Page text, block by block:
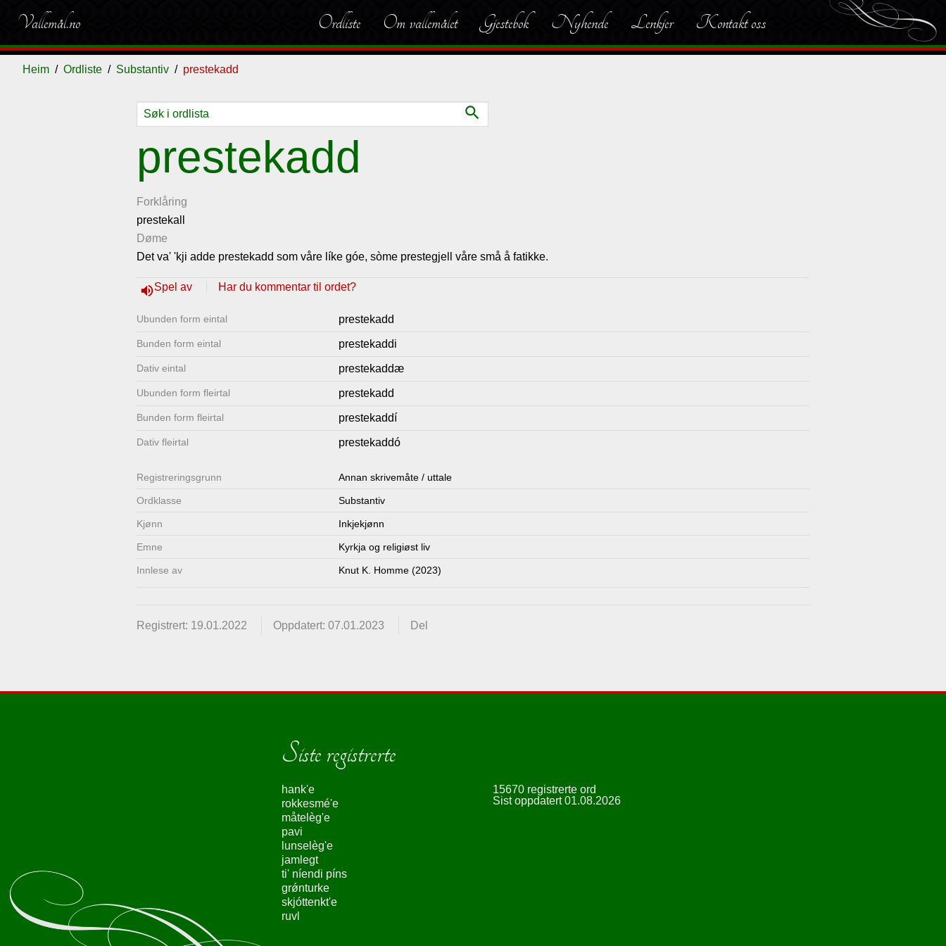
Vallemål.no Ordliste Om vallemålet Gjestebok Nyhende Lenkjer Kontakt oss
Heim Ordliste Substantiv prestekadd
search
prestekadd
Forklåring
prestekall
Døme
Det va' 'kji adde prestekadd som våre líke góe, sòme prestegjell våre små å fatikke.
volume_upSpel av Har du kommentar til ordet?
Ubunden form eintal prestekadd
Bunden form eintal prestekaddi
Dativ eintal prestekaddæ
Ubunden form fleirtal prestekadd
Bunden form fleirtal prestekaddí
Dativ fleirtal prestekaddó
Registrerings­grunn Annan skrivemåte / uttale
Ordklasse Substantiv
Kjønn Inkjekjønn
Emne Kyrkja og religiøst liv
Innlese av Knut K. Homme (2023)
Registrert: 19.01.2022 Oppdatert: 07.01.2023 Del
Siste registrerte
hank'e
rokkesmé'e
måtelèg'e
pavi
lunselèg'e
jamlegt
ti' níendi píns
grǿnturke
skjóttenkt'e
ruvl
15670 registrerte ord
Sist oppdatert 01.08.2026